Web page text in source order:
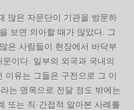
많은 자문단이 기관을 방문하
보면 의아할 때가 많았다. 그
은 사람들이 현장에서 바닥부
이다. 일부의 외국과 국내의
이유는 그들은 구전으로 그 이
는 명목으로 전달 정도 밖에는
또는 직·간접적 알아본 사례를